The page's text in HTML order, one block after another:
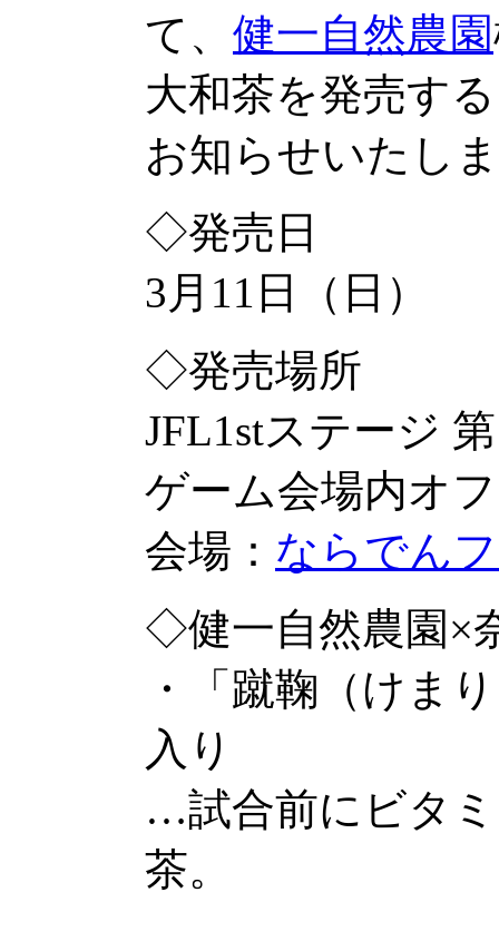
て、 健一自然農園
大和茶を発売す
お知らせいたし
◇発売日
3月11日（日）
◇発売場所
JFL1stステージ
ゲーム会場内オ
会場： ならでん
◇健一自然農園×
・「蹴鞠（けま
入り
…試合前にビタ
茶。